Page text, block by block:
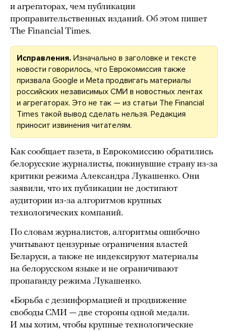
и агрегаторах, чем публикации
проправительственных изданий. Об этом пишет
The Financial Times.
Исправления. Изначально в заголовке и тексте
новости говорилось, что Еврокомиссия также
призвала Google и Meta продвигать материалы
российских независимых СМИ в новостных лентах
и агрегаторах. Это не так — из статьи The Financial
Times такой вывод сделать нельзя. Редакция
приносит извинения читателям.
Как сообщает газета, в Еврокомиссию обратились
белорусские журналисты, покинувшие страну из-за
критики режима Александра Лукашенко. Они
заявили, что их публикации не достигают
аудитории из-за алгоритмов крупных
технологических компаний.
По словам журналистов, алгоритмы ошибочно
учитывают цензурные ограничения властей
Беларуси, а также не индексируют материалы
на белорусском языке и не ограничивают
пропаганду режима Лукашенко.
«Борьба с дезинформацией и продвижение
свободы СМИ — две стороны одной медали.
И мы хотим, чтобы крупные технологические